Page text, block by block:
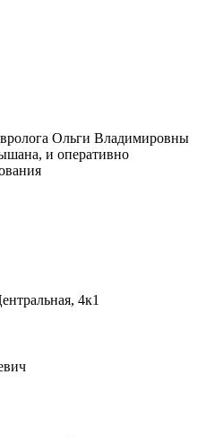
Ольги Владимировны
и оперативно
4к1